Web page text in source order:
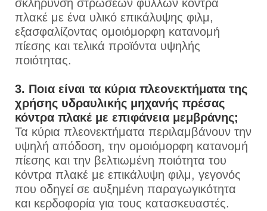
σκλήρυνση στρώσεων φύλλων κόντρα
πλακέ με ένα υλικό επικάλυψης φιλμ,
εξασφαλίζοντας ομοιόμορφη κατανομή
πίεσης και τελικά προϊόντα υψηλής
ποιότητας.
3. Ποια είναι τα κύρια πλεονεκτήματα της
χρήσης υδραυλικής μηχανής πρέσας
κόντρα πλακέ με επιφάνεια μεμβράνης;
Τα κύρια πλεονεκτήματα περιλαμβάνουν την
υψηλή απόδοση, την ομοιόμορφη κατανομή
πίεσης και την βελτιωμένη ποιότητα του
κόντρα πλακέ με επικάλυψη φιλμ, γεγονός
που οδηγεί σε αυξημένη παραγωγικότητα
και κερδοφορία για τους κατασκευαστές.